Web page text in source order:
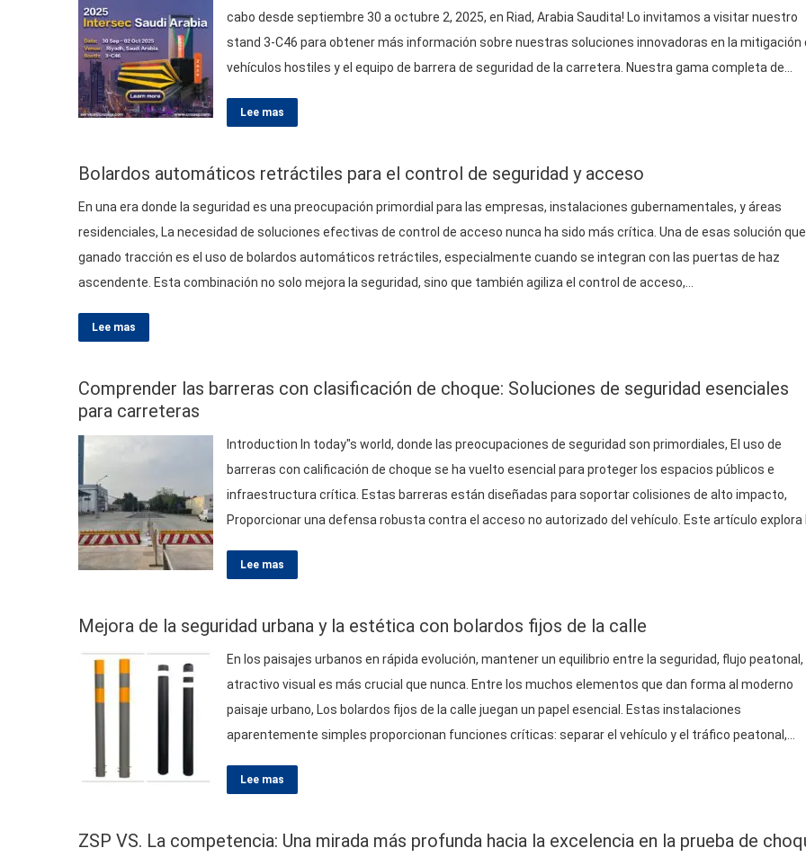
cabo desde septiembre 30 a octubre 2, 2025, en Riad, Arabia Saudita! Lo invitamos a visitar nuestro
stand 3-C46 para obtener más información sobre nuestras soluciones innovadoras en la mitigación
vehículos hostiles y el equipo de barrera de seguridad de la carretera. Nuestra gama completa de
Lee mas
Bolardos automáticos retráctiles para el control de seguridad y acceso
En una era donde la seguridad es una preocupación primordial para las empresas, instalaciones gubernamentales, y áreas
residenciales, La necesidad de soluciones efectivas de control de acceso nunca ha sido más crítica. Una de esas solución
ganado tracción es el uso de bolardos automáticos retráctiles, especialmente cuando se integran con las puertas de haz
ascendente. Esta combinación no solo mejora la seguridad, sino que también agiliza el control de acceso,…
Lee mas
Comprender las barreras con clasificación de choque: Soluciones de seguridad esenciales
para carreteras
Introduction In today"s world, donde las preocupaciones de seguridad son primordiales, El uso de
barreras con calificación de choque se ha vuelto esencial para proteger los espacios públicos e
infraestructura crítica. Estas barreras están diseñadas para soportar colisiones de alto impacto,
Proporcionar una defensa robusta contra el acceso no autorizado del vehículo. Este artículo explora
tecnología detrás de ellos. Qué…
Lee mas
Mejora de la seguridad urbana y la estética con bolardos fijos de la calle
En los paisajes urbanos en rápida evolución, mantener un equilibrio entre la seguridad, flujo peatonal,
atractivo visual es más crucial que nunca. Entre los muchos elementos que dan forma al moderno
paisaje urbano, Los bolardos fijos de la calle juegan un papel esencial. Estas instalaciones
aparentemente simples proporcionan funciones críticas: separar el vehículo y el tráfico peatonal,
armoniosamente con el medio ambiente….
Lee mas
ZSP VS. La competencia: Una mirada más profunda hacia la excelencia en la prueba de